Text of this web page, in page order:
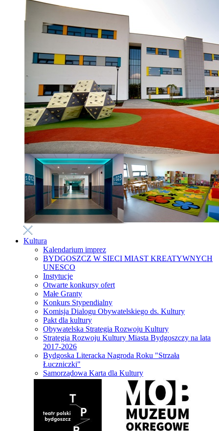
Kultura
Kalendarium imprez
BYDGOSZCZ W SIECI MIAST KREATYWNYCH
UNESCO
Instytucje
Otwarte konkursy ofert
Małe Granty
Konkurs Stypendialny
Komisja Dialogu Obywatelskiego ds. Kultury
Pakt dla kultury
Obywatelska Strategia Rozwoju Kultury
Strategia Rozwoju Kultury Miasta Bydgoszczy na lata
2017-2026
Bydgoska Literacka Nagroda Roku "Strzała
Łuczniczki"
Samorządowa Karta dla Kultury